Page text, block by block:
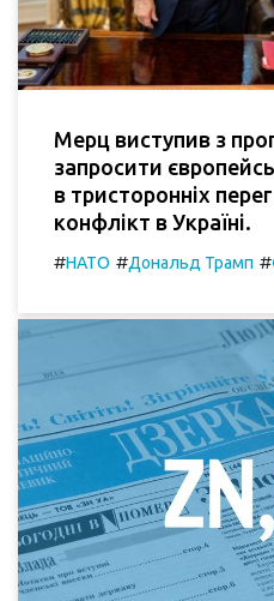
Мерц виступив з
запросити
в тристоронніх
конфлікт в Україні.
#НАТО #Дональд Трамп #